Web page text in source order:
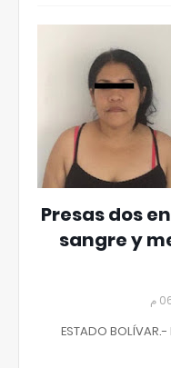
Presas dos
sangre y
ESTADO